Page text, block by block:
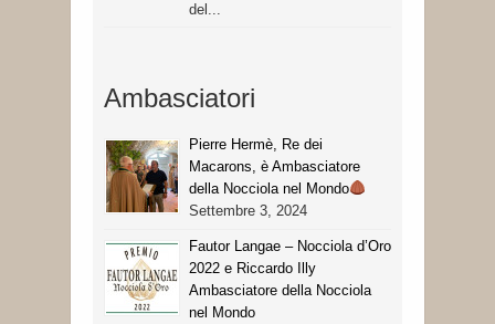
del...
Ambasciatori
Pierre Hermè, Re dei
Macarons, è Ambasciatore
della Nocciola nel Mondo
Settembre 3, 2024
Fautor Langae – Nocciola d’Oro
2022 e Riccardo Illy
Ambasciatore della Nocciola
nel Mondo